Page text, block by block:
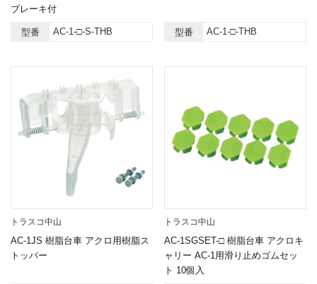
ブレーキ付
型番 AC-1-□-S-THB 型番 AC-1-□-THB
トラスコ中山
AC-1JS 樹脂台車 アクロ用樹脂ス
トッパー
トラスコ中山
AC-1SGSET-□ 樹脂台車 アクロキ
ャリー AC-1用滑り止めゴムセッ
ト 10個入